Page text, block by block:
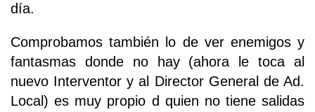
día.
Comprobamos también lo de ver enemigos y
fantasmas donde no hay (ahora le toca al
nuevo Interventor y al Director General de Ad.
Local) es muy propio d quien no tiene salidas